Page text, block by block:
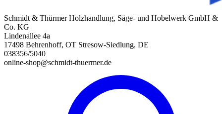
Schmidt & Thürmer Holzhandlung, Säge- und Hobelwerk GmbH &
Co. KG
Lindenallee 4a
17498 Behrenhoff, OT Stresow-Siedlung, DE
038356/5040
online-shop@schmidt-thuermer.de